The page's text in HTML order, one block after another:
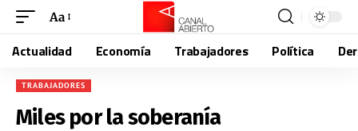
Aa
Actualidad Economía Trabajadores Política
TRABAJADORES
Miles por la soberanía